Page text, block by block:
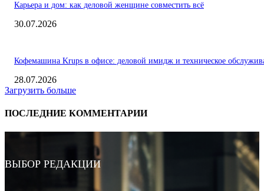
Карьера и дом: как деловой женщине совместить всё
30.07.2026
Кофемашина Krups в офисе: деловой имидж и техническое
28.07.2026
Загрузить больше
ПОСЛЕДНИЕ КОММЕНТАРИИ
ВЫБОР РЕДАКЦИИ